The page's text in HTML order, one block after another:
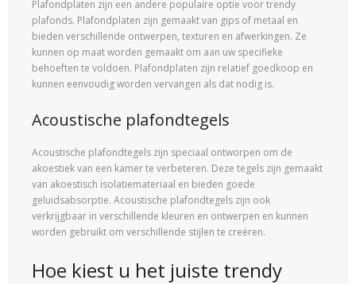
Plafondplaten zijn een andere populaire optie voor trendy
plafonds. Plafondplaten zijn gemaakt van gips of metaal en
bieden verschillende ontwerpen, texturen en afwerkingen. Ze
kunnen op maat worden gemaakt om aan uw specifieke
behoeften te voldoen. Plafondplaten zijn relatief goedkoop en
kunnen eenvoudig worden vervangen als dat nodig is.
Acoustische plafondtegels
Acoustische plafondtegels zijn speciaal ontworpen om de
akoestiek van een kamer te verbeteren. Deze tegels zijn gemaakt
van akoestisch isolatiemateriaal en bieden goede
geluidsabsorptie. Acoustische plafondtegels zijn ook
verkrijgbaar in verschillende kleuren en ontwerpen en kunnen
worden gebruikt om verschillende stijlen te creëren.
Hoe kiest u het juiste trendy